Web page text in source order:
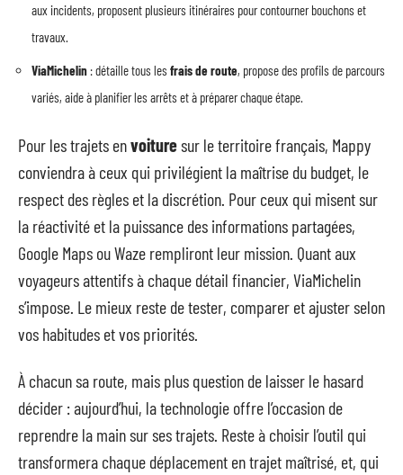
aux incidents, proposent plusieurs itinéraires pour contourner bouchons et
travaux.
ViaMichelin : détaille tous les frais de route, propose des profils de parcours
variés, aide à planifier les arrêts et à préparer chaque étape.
Pour les trajets envoituresur le territoire français, Mappy
conviendra à ceux qui privilégient la maîtrise du budget, le
respect des règles et la discrétion. Pour ceux qui misent sur
la réactivité et la puissance des informations partagées,
Google Maps ou Waze rempliront leur mission. Quant aux
voyageurs attentifs à chaque détail financier, ViaMichelin
s’impose. Le mieux reste de tester, comparer et ajuster selon
vos habitudes et vos priorités.
À chacun sa route, mais plus question de laisser le hasard
décider : aujourd’hui, la technologie offre l’occasion de
reprendre la main sur ses trajets. Reste à choisir l’outil qui
transformera chaque déplacement en trajet maîtrisé, et, qui